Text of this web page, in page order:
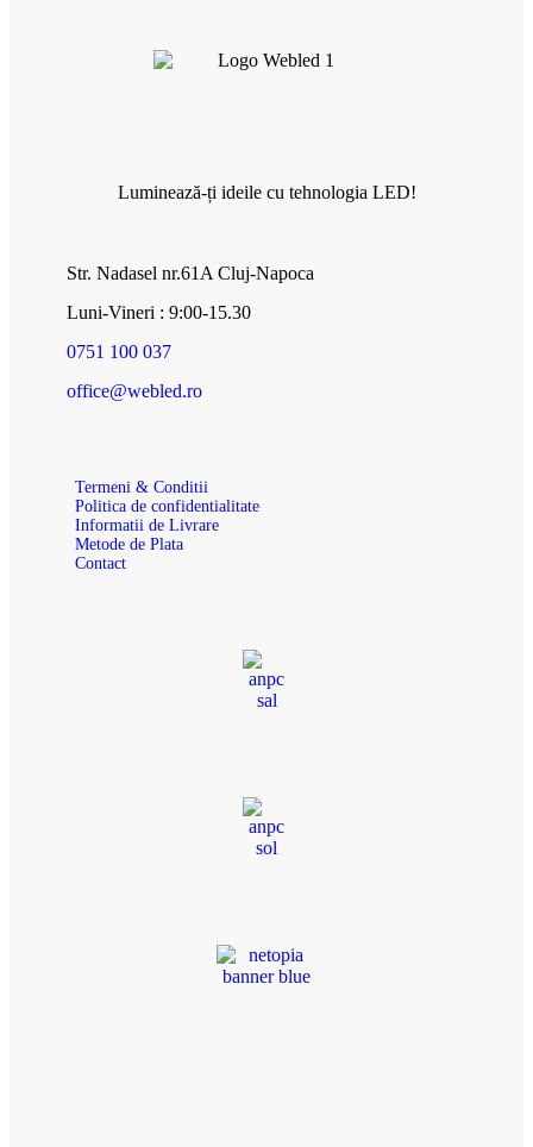
Luminează-ți ideile cu tehnologia LED!
Str. Nadasel nr.61A Cluj-Napoca
Luni-Vineri : 9:00-15.30
0751 100 037
office@webled.ro
Termeni & Conditii
Politica de confidentialitate
Informatii de Livrare
Metode de Plata
Contact